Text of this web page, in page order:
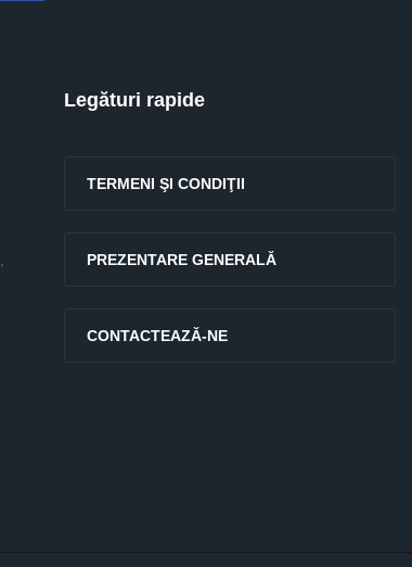
Legături rapide
TERMENI ŞI CONDIŢII
PREZENTARE GENERALĂ
CONTACTEAZĂ-NE